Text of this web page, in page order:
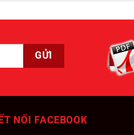
NỐI FACEBOOK